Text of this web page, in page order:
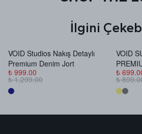
İlgini
VOID Studios Nakış Detaylı
Premium Denim Jort
₺ 999.00
₺ 1,299.00
VOID
₺
₺